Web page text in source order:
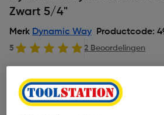
Zwart 5/4"
Merk Dynamic Way Productcode:
5 2 Beoordelingen